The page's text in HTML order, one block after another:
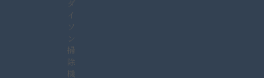
ダ
イ
ソ
ン
掃
除
機